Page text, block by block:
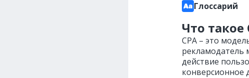
Глоссарий
Что такое
CPA – это
рекламодатель
действие
конверсионное